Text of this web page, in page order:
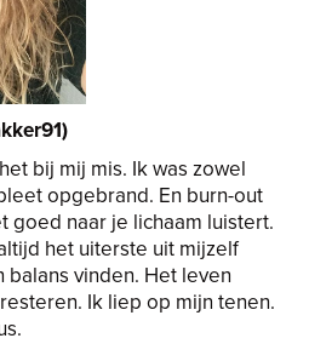
bij mij mis. Ik was zowel
opgebrand. En burn-out
goed naar je lichaam luistert.
het uiterste uit mijzelf
vinden. Het leven
Ik liep op mijn tenen.